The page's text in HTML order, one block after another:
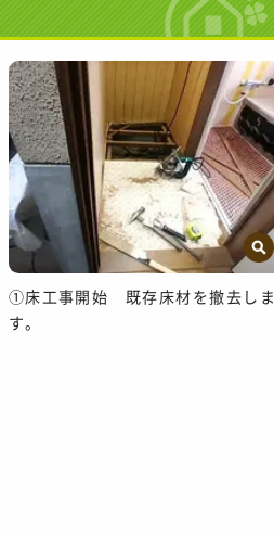
①床工事開始 既存床材を撤去しま
す。